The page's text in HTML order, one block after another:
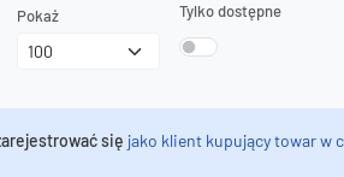
Pokaż Tylko dostępne
się jako klient kupujący towar w